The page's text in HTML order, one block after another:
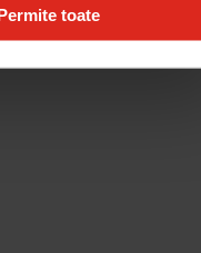
toate